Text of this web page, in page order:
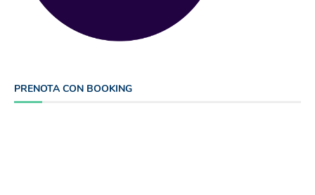
PRENOTA CON BOOKING